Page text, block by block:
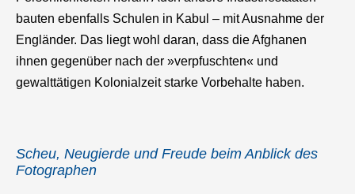
bauten ebenfalls Schulen in Kabul – mit Ausnahme der
Engländer. Das liegt wohl daran, dass die Afghanen
ihnen gegenüber nach der »verpfuschten« und
gewalttätigen Kolonialzeit starke Vorbehalte haben.
Scheu, Neugierde und Freude beim Anblick des
Fotographen